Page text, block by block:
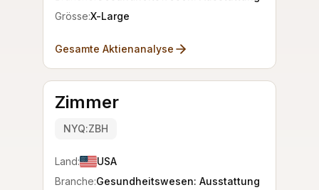
Grösse:X-Large
Gesamte Aktienanalyse
Zimmer
NYQ:ZBH
Land:
USA
Branche:Gesundheitswesen: Ausstattung